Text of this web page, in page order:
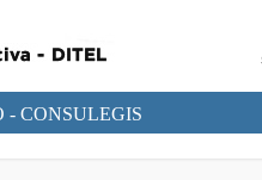
- CONSULEGIS